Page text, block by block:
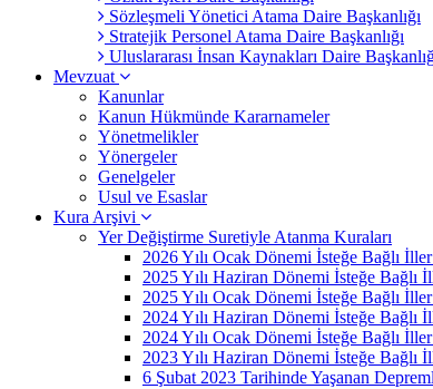
Sözleşmeli Yönetici Atama Daire Başkanlığı
Stratejik Personel Atama Daire Başkanlığı
Uluslararası İnsan Kaynakları Daire
Mevzuat
Kanunlar
Kanun Hükmünde Kararnameler
Yönetmelikler
Yönergeler
Genelgeler
Usul ve Esaslar
Kura Arşivi
Yer Değiştirme Suretiyle Atanma Kuraları
2026 Yılı Ocak Dönemi İsteğe Bağlı
2025 Yılı Haziran Dönemi İsteğe Bağlı
2025 Yılı Ocak Dönemi İsteğe Bağlı
2024 Yılı Haziran Dönemi İsteğe Bağlı
2024 Yılı Ocak Dönemi İsteğe Bağlı
2023 Yılı Haziran Dönemi İsteğe Bağlı
6 Şubat 2023 Tarihinde Yaşanan